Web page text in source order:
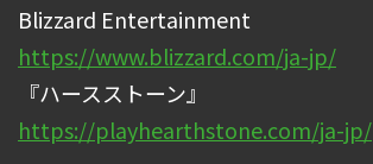
Blizzard Entertainment
https://www.blizzard.com/ja-jp/
『ハースストーン』
https://playhearthstone.com/ja-jp/